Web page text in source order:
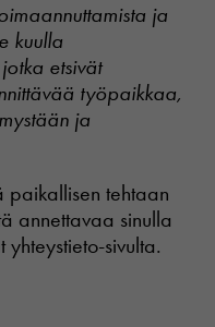
ja
kuulla
etsivät
työpaikkaa,
ja
paikallisen tehtaan
annettavaa sinulla
sivulta.